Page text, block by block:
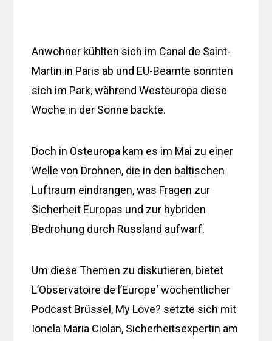
Anwohner kühlten sich im Canal de Saint-
Martin in Paris ab und EU-Beamte sonnten
sich im Park, während Westeuropa diese
Woche in der Sonne backte.
Doch in Osteuropa kam es im Mai zu einer
Welle von Drohnen, die in den baltischen
Luftraum eindrangen, was Fragen zur
Sicherheit Europas und zur hybriden
Bedrohung durch Russland aufwarf.
Um diese Themen zu diskutieren, bietet
L’Observatoire de l’Europe‘ wöchentlicher
Podcast Brüssel, My Love? setzte sich mit
Ionela Maria Ciolan, Sicherheitsexpertin am